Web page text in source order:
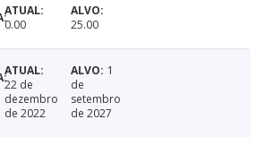
0.00 25.00
22 de
dezembro
de 2022
1
de
setembro
de 2027